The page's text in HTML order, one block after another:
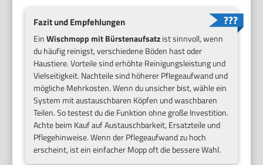
Fazit und Empfehlungen
EinWischmopp mit Bürstenaufsatzist sinnvoll, wenn
du häufig reinigst, verschiedene Böden hast oder
Haustiere. Vorteile sind erhöhte Reinigungsleistung und
Vielseitigkeit. Nachteile sind höherer Pflegeaufwand und
mögliche Mehrkosten. Wenn du unsicher bist, wähle ein
System mit austauschbaren Köpfen und waschbaren
Teilen. So testest du die Funktion ohne große Investition.
Achte beim Kauf auf Austauschbarkeit, Ersatzteile und
Pflegehinweise. Wenn der Pflegeaufwand zu hoch
erscheint, ist ein einfacher Mopp oft die bessere Wahl.